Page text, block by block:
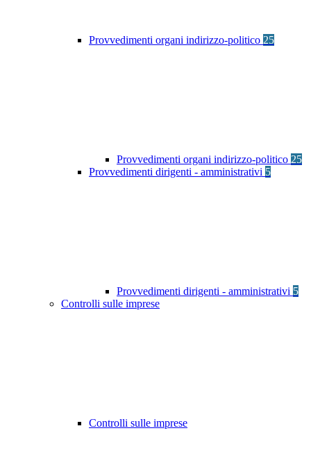
Provvedimenti organi indirizzo-politico 25
Provvedimenti organi indirizzo-politico 25
Provvedimenti dirigenti - amministrativi 5
Provvedimenti dirigenti - amministrativi 5
Controlli sulle imprese
Controlli sulle imprese